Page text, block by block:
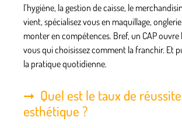
l’hygiène, la gestion de caisse, le
vient, spécialisez vous en maquillage,
monter en compétences. Bref, un CAP ouvre
vous qui choisissez comment la franchir. Et
la pratique quotidienne.
Quel est le taux de
esthétique ?